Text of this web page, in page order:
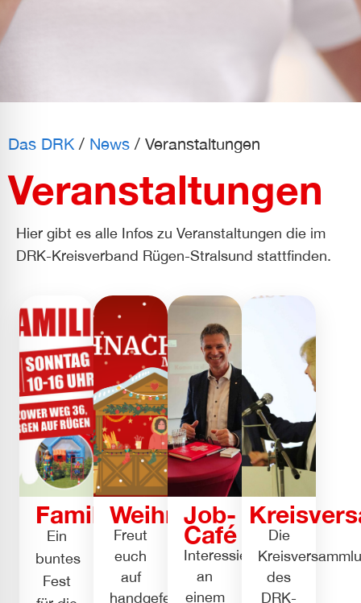
Das DRK / News / Veranstaltungen
Veranstaltungen
Hier gibt es alle Infos zu Veranstaltungen die im
DRK-Kreisverband Rügen-Stralsund stattfinden.
Familientag
Ein
buntes
Fest
Weihnachtsmarkt
Freut
euch
auf
handgefertigte
Job-
Café
Interessiert
an
einem
Die
des
DRK-
Anfallsicherheit
sicherer Modus